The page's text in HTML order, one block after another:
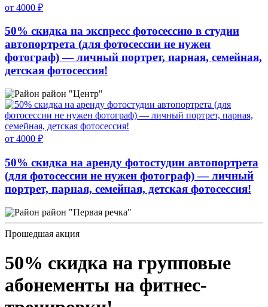
от 4000 ₽
50% скидка на экспресс фотосессию в студии
автопортрета (для фотосессии не нужен
фотограф) — личный портрет, парная, семейная,
детская фотосессия!
район "Центр"
от 4000 ₽
50% скидка на аренду фотостудии автопортрета
(для фотосессии не нужен фотограф) — личный
портрет, парная, семейная, детская фотосессия!
район "Первая речка"
Прошедшая акция
50% скидка на групповые
абонементы на фитнес-